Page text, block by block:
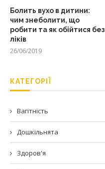
Болить вухо в дитини:
чим знеболити, що
робити та як обійтися без
ліків
26/06/2019
КАТЕГОРІЇ
Вагітність
Дошкільнята
Здоров'я